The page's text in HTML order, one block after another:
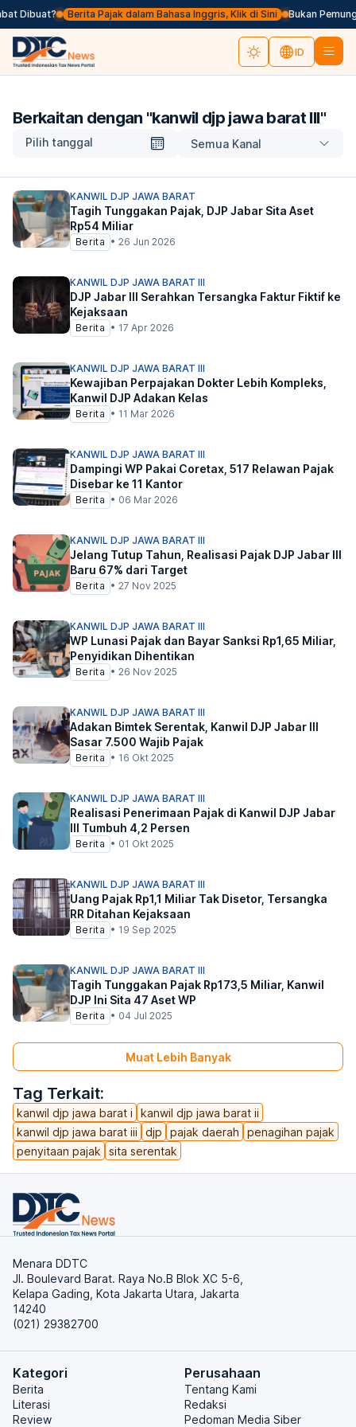
Dibuat? Berita Pajak dalam Bahasa Inggris, Klik di Sini Bukan
ID
Berkaitan dengan "kanwil djp jawa barat III"
Pilih tanggal Semua Kanal
Tag Terkait:
kanwil djp jawa barat i
kanwil djp jawa barat ii
kanwil djp jawa barat iii
djp pajak daerah
penagihan pajak
penyitaan pajak
sita serentak
KANWIL DJP JAWA BARAT
Tagih Tunggakan Pajak, DJP Jabar Sita Aset
Rp54 Miliar
Berita • 26 Jun 2026
KANWIL DJP JAWA BARAT III
DJP Jabar III Serahkan Tersangka Faktur Fiktif ke
Kejaksaan
Berita • 17 Apr 2026
KANWIL DJP JAWA BARAT III
Kewajiban Perpajakan Dokter Lebih Kompleks,
Kanwil DJP Adakan Kelas
Berita • 11 Mar 2026
KANWIL DJP JAWA BARAT III
Dampingi WP Pakai Coretax, 517 Relawan Pajak
Disebar ke 11 Kantor
Berita • 06 Mar 2026
KANWIL DJP JAWA BARAT III
Jelang Tutup Tahun, Realisasi Pajak DJP Jabar III
Baru 67% dari Target
Berita • 27 Nov 2025
KANWIL DJP JAWA BARAT III
WP Lunasi Pajak dan Bayar Sanksi Rp1,65 Miliar,
Penyidikan Dihentikan
Berita • 26 Nov 2025
KANWIL DJP JAWA BARAT III
Adakan Bimtek Serentak, Kanwil DJP Jabar III
Sasar 7.500 Wajib Pajak
Berita • 16 Okt 2025
KANWIL DJP JAWA BARAT III
Realisasi Penerimaan Pajak di Kanwil DJP Jabar
III Tumbuh 4,2 Persen
Berita • 01 Okt 2025
KANWIL DJP JAWA BARAT III
Uang Pajak Rp1,1 Miliar Tak Disetor, Tersangka
RR Ditahan Kejaksaan
Berita • 19 Sep 2025
KANWIL DJP JAWA BARAT III
Tagih Tunggakan Pajak Rp173,5 Miliar, Kanwil
DJP Ini Sita 47 Aset WP
Berita • 04 Jul 2025
Muat Lebih Banyak
Menara DDTC
Jl. Boulevard Barat. Raya No.B Blok XC 5-6,
Kelapa Gading, Kota Jakarta Utara, Jakarta
14240
(021) 29382700
Kategori
Berita
Literasi
Review
Perusahaan
Tentang Kami
Redaksi
Pedoman Media Siber